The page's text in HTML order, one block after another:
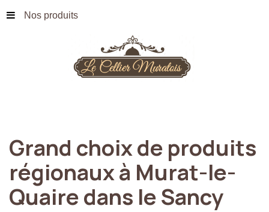
Nos produits
Grand choixde produits
régionauxà Murat-le-
Quairedans leSancy